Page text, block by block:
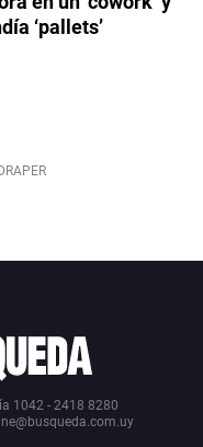
‘pallets’
1042 - 2418 8280